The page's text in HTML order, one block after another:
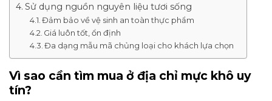
Sử dụng nguồn nguyên liệu tươi sống
Đảm bảo về vệ sinh an toàn thực phẩm
Giá luôn tốt, ổn định
Đa dạng mẫu mã chủng loại cho khách lựa chọn
Vì sao cần tìm mua ở địa chỉ mực khô uy
tín?